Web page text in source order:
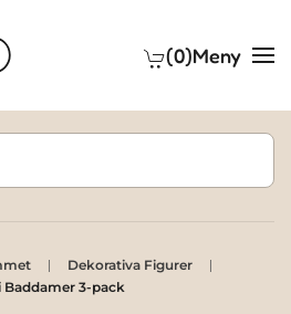
(0)Meny
Dekorativa Figurer
Baddamer 3-pack